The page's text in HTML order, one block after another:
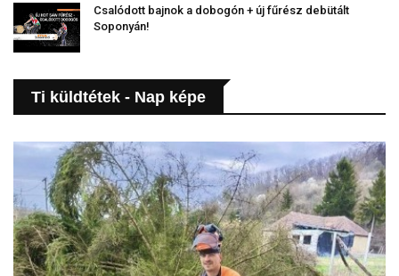
Csalódott bajnok a dobogón + új fűrész debütált
Soponyán!
Ti küldtétek - Nap képe